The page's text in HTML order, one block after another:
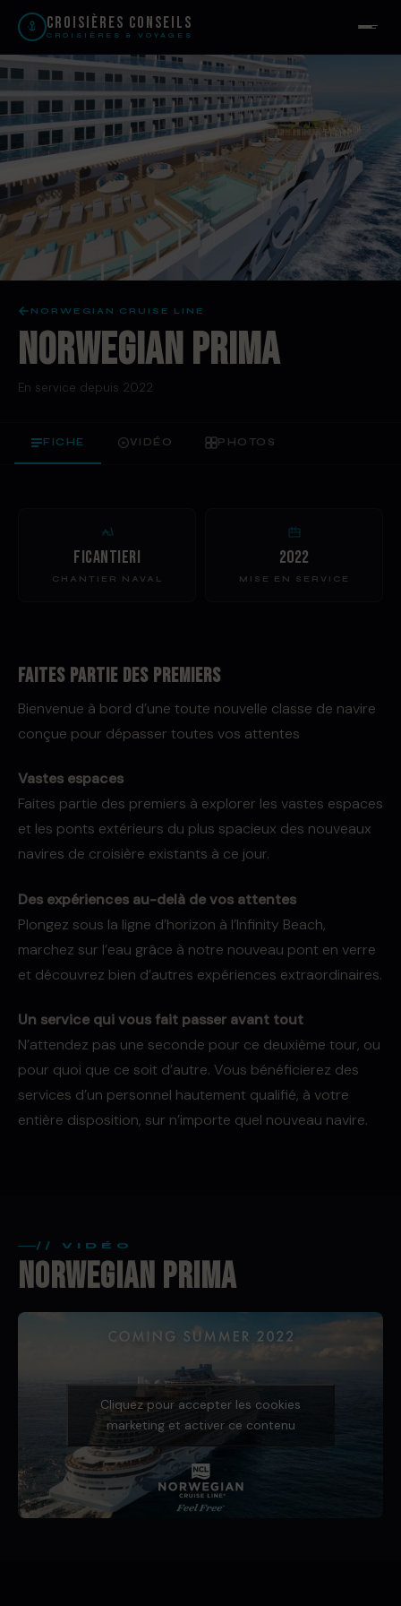
Croisières Conseils
CROISIÈRES & VOYAGES
NORWEGIAN CRUISE LINE
NORWEGIAN PRIMA
En service depuis 2022
FICHE VIDÉO PHOTOS
Ficantieri
CHANTIER NAVAL
2022
MISE EN SERVICE
FAITES PARTIE DES PREMIERS
Bienvenue à bord d’une toute nouvelle classe de navire
conçue pour dépasser toutes vos attentes
Vastes espaces
Faites partie des premiers à explorer les vastes espaces
et les ponts extérieurs du plus spacieux des nouveaux
navires de croisière existants à ce jour.
Des expériences au-delà de vos attentes
Plongez sous la ligne d’horizon à l’Infinity Beach,
marchez sur l’eau grâce à notre nouveau pont en verre
et découvrez bien d’autres expériences extraordinaires.
Un service qui vous fait passer avant tout
N’attendez pas une seconde pour ce deuxième tour, ou
pour quoi que ce soit d’autre. Vous bénéficierez des
services d’un personnel hautement qualifié, à votre
entière disposition, sur n’importe quel nouveau navire.
// VIDÉO
NORWEGIAN PRIMA
Cliquez pour accepter les cookies
marketing et activer ce contenu